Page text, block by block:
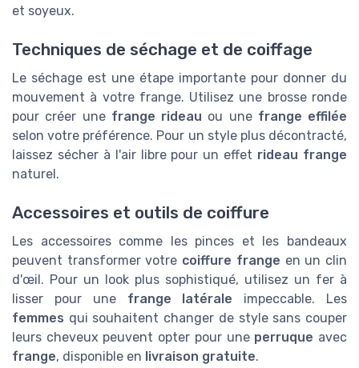
et soyeux.
Techniques de séchage et de coiffage
Le séchage est une étape importante pour donner du
mouvement à votre frange. Utilisez une brosse ronde
pour créer une frange rideau ou une frange effilée
selon votre préférence. Pour un style plus décontracté,
laissez sécher à l'air libre pour un effet rideau frange
naturel.
Accessoires et outils de coiffure
Les accessoires comme les pinces et les bandeaux
peuvent transformer votre coiffure frange en un clin
d'œil. Pour un look plus sophistiqué, utilisez un fer à
lisser pour une frange latérale impeccable. Les
femmes qui souhaitent changer de style sans couper
leurs cheveux peuvent opter pour une perruque avec
frange, disponible en livraison gratuite.